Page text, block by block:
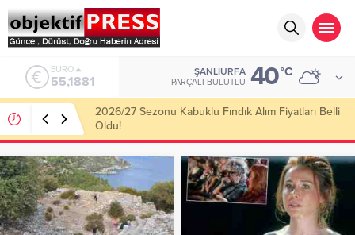
ALTIN
6.660,55
ŞANLIURFA
PARÇALI BULUTLU 40°C
Haliliye Belediyesi Her Gün 4 Bin 898 Kişiye Sıcak
Yemek Ulaştırıyor!